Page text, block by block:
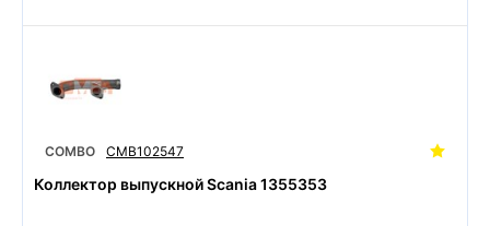
COMBO CMB102547
Коллектор выпускной Scania 1355353